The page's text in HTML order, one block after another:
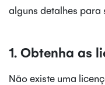
alguns detalhes
1. Obtenha as
Não existe uma